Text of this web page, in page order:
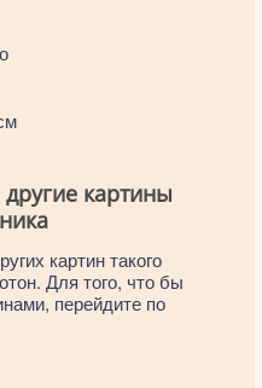
картины
картин такого
Для того, что бы
перейдите по